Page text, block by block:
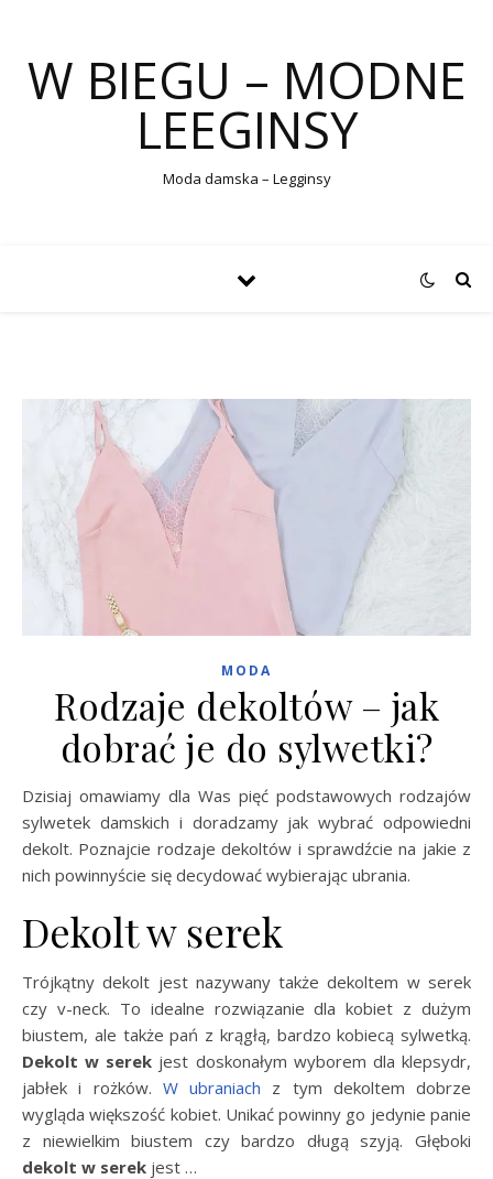
W BIEGU – MODNE
LEEGINSY
Moda damska – Legginsy
MODA
Rodzaje dekoltów – jak
dobrać je do sylwetki?
Dzisiaj omawiamy dla Was pięć podstawowych rodzajów
sylwetek damskich i doradzamy jak wybrać odpowiedni
dekolt. Poznajcie rodzaje dekoltów i sprawdźcie na jakie z
nich powinnyście się decydować wybierając ubrania.
Dekolt w serek
Trójkątny dekolt jest nazywany także dekoltem w serek
czy v-neck. To idealne rozwiązanie dla kobiet z dużym
biustem, ale także pań z krągłą, bardzo kobiecą sylwetką.
Dekolt w serek jest doskonałym wyborem dla klepsydr,
jabłek i rożków. W ubraniach z tym dekoltem dobrze
wygląda większość kobiet. Unikać powinny go jedynie panie
z niewielkim biustem czy bardzo długą szyją. Głęboki
dekolt w serek jest …